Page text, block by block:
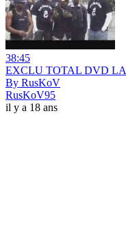
38:45
EXCLU TOTAL DVD
By RusKoV
RusKoV95
il y a 18 ans